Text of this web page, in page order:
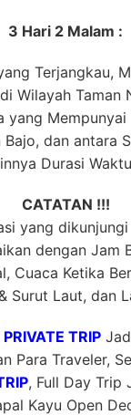
3 Hari 2 Malam :
Terjangkau,
Wilayah Taman
yang Mempunyai
Bajo, dan antara
Durasi
CATATAN !!!
yang
dengan Jam
Cuaca Ketika
Surut Laut, dan
PRIVATE TRIP
Para Traveler,
, Full Day Trip
Kayu Open